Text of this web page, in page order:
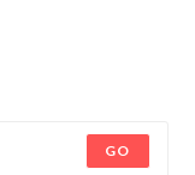
GO